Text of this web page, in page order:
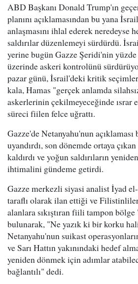
ABD Başkanı Donald Trump'ın
planını açıklamasından bu yana
anlaşmasını ihlal ederek neredeyse
saldırılar düzenlemeyi sürdürdü.
yerine bugün Gazze Şeridi'nin
üzerinde askeri kontrolünü
pazar günü, İsrail'deki kritik
kala, Hamas "gerçek anlamda
askerlerinin çekilmeyeceğinde ısrar
süreci fiilen felce uğrattı.
Gazze'de Netanyahu'nun açıklaması
uyandırdı, son dönemde ortaya
kaldırdı ve yoğun saldırıların
ihtimalini gündeme getirdi.
Gazze merkezli siyasi analist İyad
taraflı olarak ilan ettiği ve
alanlara sıkıştıran fiili tampon bölge
bulunarak, "Ne yazık ki bir korku
Netanyahu'nun suikast
ve Sarı Hattın yakınındaki hedef
yeniden dönmek için adımlar
bağlantılı" dedi.